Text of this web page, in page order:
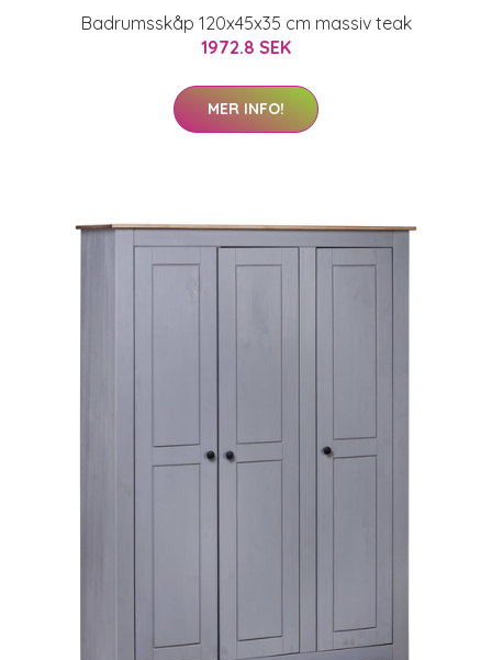
Badrumsskåp 120x45x35 cm massiv teak
1972.8 SEK
MER INFO!